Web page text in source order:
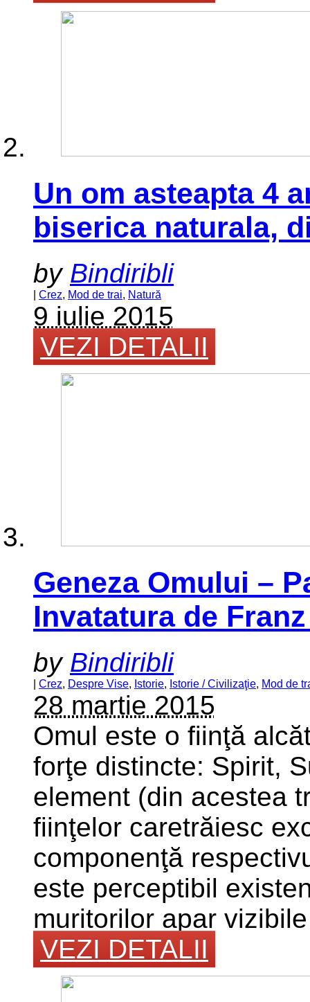
Un om asteapta 4
biserica naturala,
by Bindiribli
Crez, Mod de trai, Natură
9 iulie 2015
VEZI DETALII
Geneza Omului –
Invatatura de
by Bindiribli
Crez, Despre Vise, Istorie, Istorie / Civilizaţie, Mod de
28 martie 2015
Omul este o fiinţă
forţe distincte: Spirit,
element (din acestea
fiinţelor caretrăiesc
componenţă
este perceptibil
muritorilor apar
VEZI DETALII